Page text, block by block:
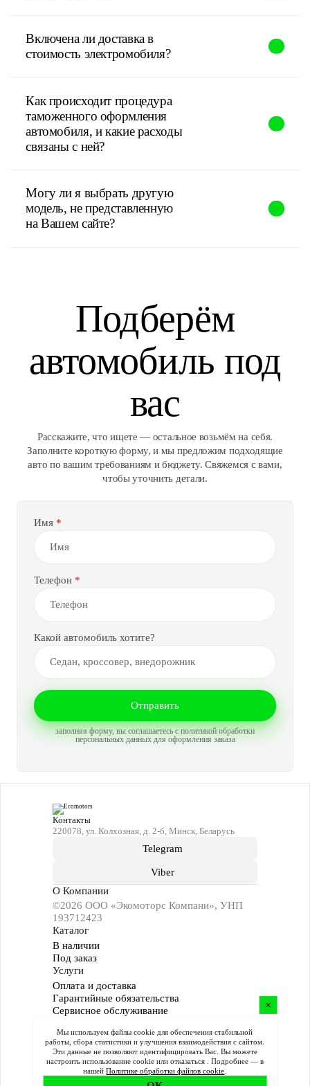
Включена ли доставка в
стоимость электромобиля?
Как происходит процедура
таможенного оформления
автомобиля, и какие расходы
связаны с ней?
Могу ли я выбрать другую
модель, не представленную
на Вашем сайте?
Подберём
автомобиль под
вас
Расскажите, что ищете — остальное возьмём на себя.
Заполните короткую форму, и мы предложим подходящие
авто по вашим требованиям и бюджету. Свяжемся с вами,
чтобы уточнить детали.
Имя
Телефон
Какой автомобиль хотите?
Отправить
заполняя форму, вы соглашаетесь с политикой обработки
персональных данных для оформления заказа
Контакты
220078, ул. Колхозная, д. 2-б, Минск, Беларусь
Telegram
Viber
О Компании
©2026 ООО «Экомоторс Компани», УНП
193712423
Каталог
В наличии
Под заказ
Услуги
Оплата и доставка
Гарантийные обязательства
Сервисное обслуживание
Поддержка
Политика cookie
Политика конфиденциальности
Мы используем файлы cookie для обеспечения стабильной
работы, сбора статистики и улучшения взаимодействия с сайтом.
Эти данные не позволяют идентифицировать Вас. Вы можете
настроить использование cookie или отказаться . Подробнее — в
нашейПолитике обработки файлов cookie